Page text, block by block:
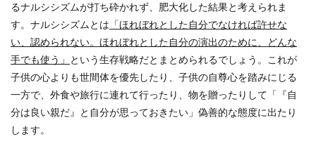
るナルシシズムが打ち砕かれず、肥大化した結果と考えられま
す。ナルシシズムとは 「ほれぼれとした自分でなければ許せな
い、認められない。ほれぼれとした自分の演出のために、どんな
手でも使う」 という生存戦略だとまとめられるでしょう。これが
子供の心よりも世間体を優先したり、子供の自尊心を踏みにじる
一方で、外食や旅行に連れて行ったり、物を贈ったりして「『自
分は良い親だ』と自分が思っておきたい」偽善的な態度に出たり
します。